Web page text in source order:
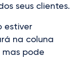
seus clientes.
estiver
na coluna
mas pode